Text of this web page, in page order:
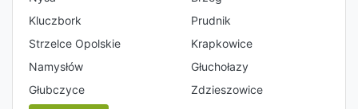
Kluczbork
Prudnik
Strzelce Opolskie
Krapkowice
Namysłów
Głuchołazy
Głubczyce
Zdzieszowice